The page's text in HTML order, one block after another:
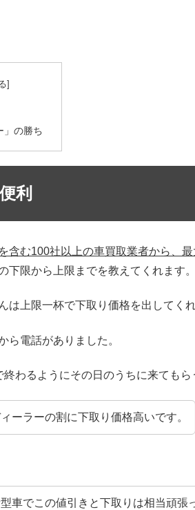
」の勝ち
利
含む100社以上の車買取業者から、
下限から上限までを教えてくれます。
は上限一杯で下取り価格を出してくれ
ら電話がありました。
わるようにその日のうちに来てもら
ーラーの割に下取り価格高いです。
車でこの値引きと下取りは相当頑張